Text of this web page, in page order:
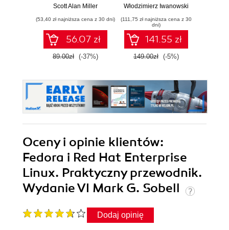
projektowania i
systemami
Scott Alan Miller
(53,40 zł najniższa cena z 30 dni)
56.07 zł
89.00zł (-37%)
prywatność
urządzeń
Włodzimierz Iwanowski
(111,75 zł najniższa cena z 30
dni)
141.55 zł
149.00zł (-5%)
Oceny i opinie klientów:
Fedora i Red Hat Enterprise
Linux. Praktyczny przewodnik.
Wydanie VI Mark G. Sobell
Dodaj opinię